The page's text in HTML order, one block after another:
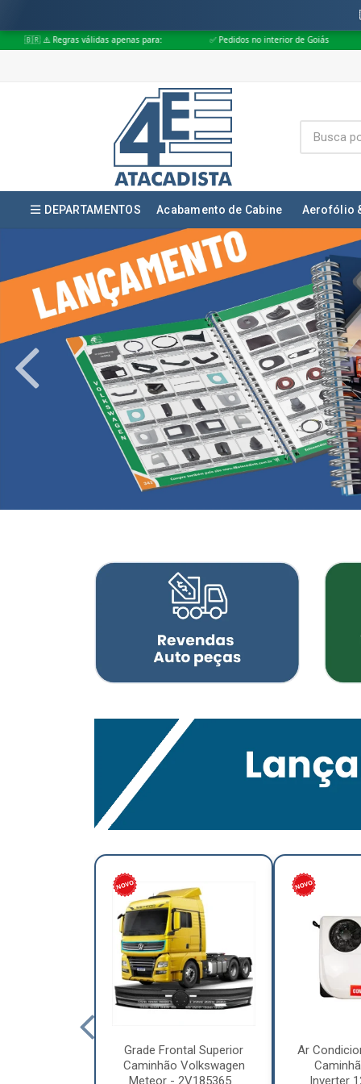
para: ✅ Pedidos no interior de Goiás ✅ Pedidos aprovados até às
DEPARTAMENTOS Acabamento de Cabine Aerofólio
Grade Frontal Superior
Caminhão Volkswagen
Meteor - 2V185365...
Ar
Inverter